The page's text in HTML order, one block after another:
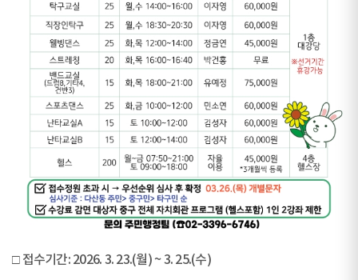
□ 접수기간: 2026. 3. 23.(월) ~ 3. 25.(수)